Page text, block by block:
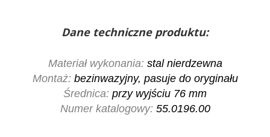
Dane techniczne produktu:
Materiał wykonania: stal nierdzewna
Montaż: bezinwazyjny, pasuje do oryginału
Średnica: przy wyjściu 76 mm
Numer katalogowy: 55.0196.00